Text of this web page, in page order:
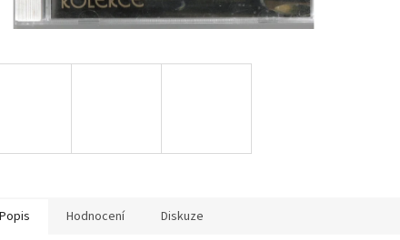
Popis Hodnocení Diskuze